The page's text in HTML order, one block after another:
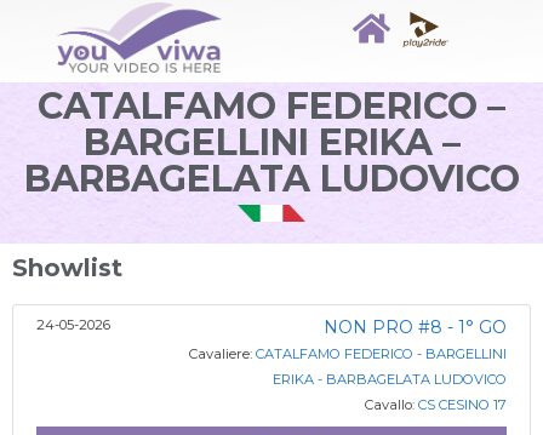
CATALFAMO FEDERICO –
BARGELLINI ERIKA –
BARBAGELATA LUDOVICO
Showlist
24-05-2026 NON PRO #8 - 1° GO
Cavaliere: CATALFAMO FEDERICO - BARGELLINI
ERIKA - BARBAGELATA LUDOVICO
Cavallo: CS CESINO 17